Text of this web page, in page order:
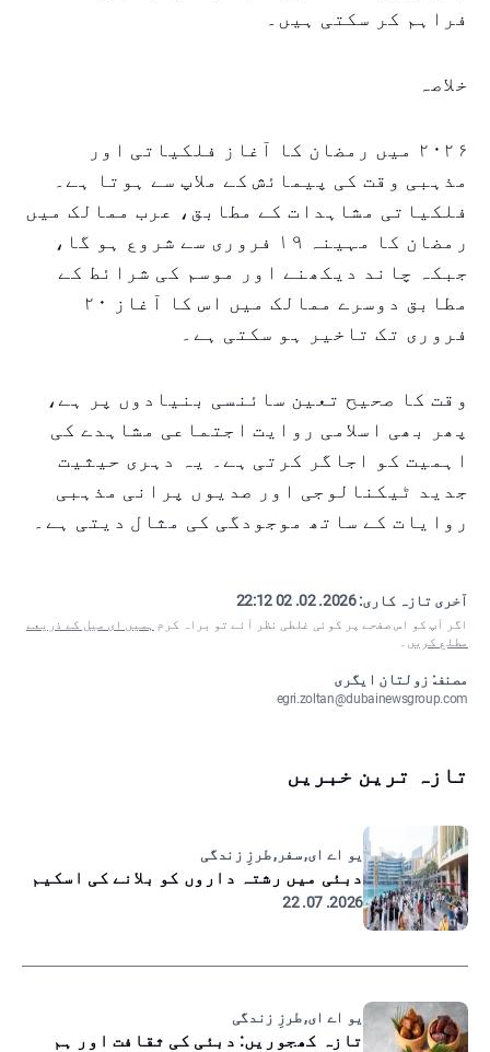
فراہم کر سکتی ہیں۔
خلاصہ
۲۰۲۶ میں رمضان کا آغاز فلکیاتی اور
مذہبی وقت کی پیمائش کے ملاپ سے ہوتا ہے۔
فلکیاتی مشاہدات کے مطابق، عرب ممالک میں
رمضان کا مہینہ ۱۹ فروری سے شروع ہو گا،
جبکہ چاند دیکھنے اور موسم کی شرائط کے
مطابق دوسرے ممالک میں اس کا آغاز ۲۰
فروری تک تاخیر ہو سکتی ہے۔
وقت کا صحیح تعین سائنسی بنیادوں پر ہے،
پھر بھی اسلامی روایت اجتماعی مشاہدے کی
اہمیت کو اجاگر کرتی ہے۔ یہ دہری حیثیت
جدید ٹیکنالوجی اور صدیوں پرانی مذہبی
روایات کے ساتھ موجودگی کی مثال دیتی ہے۔
آخری تازہ کاری:2026. 02. 02 22:12
اگر آپ کو اس صفحے پر کوئی غلطی نظر آئے تو براہ کرم ہمیں ای میل کے ذریعے
مطلع کریں ۔
مصنف: زولتان ایگری
egri.zoltan@dubainewsgroup.com
تازہ ترین خبریں
یو اے ای, سفر, طرزِ زندگی
دبئی میں رشتہ داروں کو بلانے کی اسکیم
2026. 07. 22
یو اے ای, طرزِ زندگی
تازہ کھجوریں: دبئی کی ثقافت اور ہم